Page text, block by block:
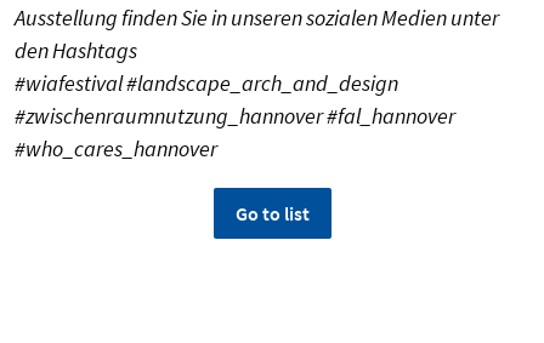
Ausstellung finden Sie in unseren sozialen Medien unter
den Hashtags
#wiafestival #landscape_arch_and_design
#zwischenraumnutzung_hannover #fal_hannover
#who_cares_hannover
Go to list